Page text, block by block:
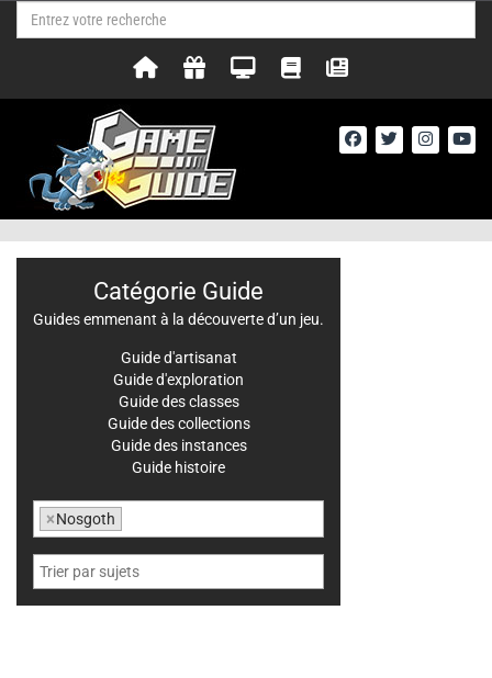
Catégorie Guide
Guides emmenant à la découverte d’un jeu.
Guide d'artisanat
Guide d'exploration
Guide des classes
Guide des collections
Guide des instances
Guide histoire
×Nosgoth